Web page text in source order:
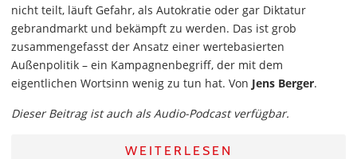
nicht teilt, läuft Gefahr, als Autokratie oder gar Diktatur
gebrandmarkt und bekämpft zu werden. Das ist grob
zusammengefasst der Ansatz einer wertebasierten
Außenpolitik – ein Kampagnenbegriff, der mit dem
eigentlichen Wortsinn wenig zu tun hat. Von Jens Berger.
Dieser Beitrag ist auch als Audio-Podcast verfügbar.
WEITERLESEN